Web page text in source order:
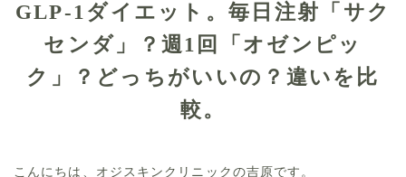
GLP-1ダイエット。毎日注射「サク
センダ」？週1回「オゼンピッ
ク」？どっちがいいの？違いを比
較。
こんにちは、オジスキンクリニックの吉原です。